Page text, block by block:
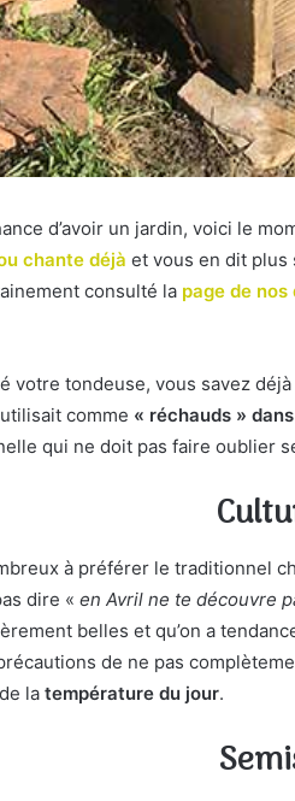
d’avoir un jardin, voici le
chante déjà et vous en dit
consulté la page de
votre tondeuse, vous savez
utilisait comme « réchauds »
qui ne doit pas faire oublier
à préférer le traditionnel
dire « en Avril ne te découvre
belles et qu’on a
de ne pas
la température du jour.